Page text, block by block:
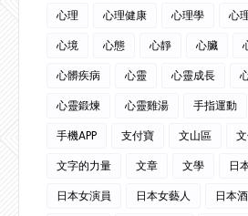
心理
心理健康 心理學 心
心境
心態 心靜 心臟
心髒疾病
心靈 心靈成長
心靈鍛煉
心靈雞湯 手指運動
手機APP
支付寶 文山區
文字的力量
文章 文學 日
日本女演員
日本女藝人 日本酒